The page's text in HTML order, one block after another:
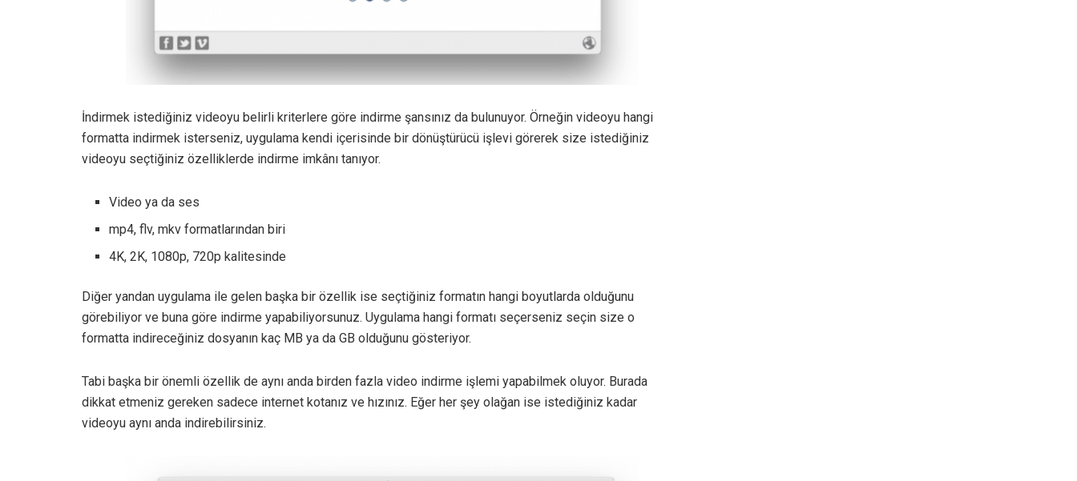
İndirmek istediğiniz videoyu belirli kriterlere göre indirme şansınız da bulunuyor. Örneğin videoyu hangi
formatta indirmek isterseniz, uygulama kendi içerisinde bir dönüştürücü işlevi görerek size istediğiniz
videoyu seçtiğiniz özelliklerde indirme imkânı tanıyor.
Video ya da ses
mp4, flv, mkv formatlarından biri
4K, 2K, 1080p, 720p kalitesinde
Diğer yandan uygulama ile gelen başka bir özellik ise seçtiğiniz formatın hangi boyutlarda olduğunu
görebiliyor ve buna göre indirme yapabiliyorsunuz. Uygulama hangi formatı seçerseniz seçin size o
formatta indireceğiniz dosyanın kaç MB ya da GB olduğunu gösteriyor.
Tabi başka bir önemli özellik de aynı anda birden fazla video indirme işlemi yapabilmek oluyor. Burada
dikkat etmeniz gereken sadece internet kotanız ve hızınız. Eğer her şey olağan ise istediğiniz kadar
videoyu aynı anda indirebilirsiniz.